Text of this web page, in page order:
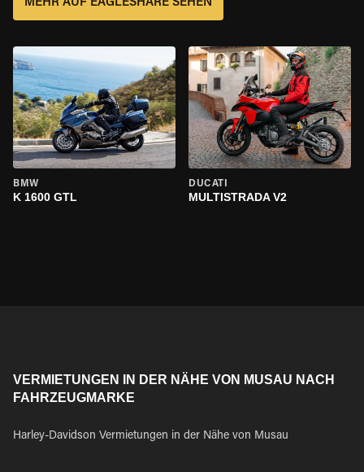
MEHR AUF EAGLESHARE SEHEN
BMW
K 1600 GTL
DUCATI
MULTISTRADA V2
VERMIETUNGEN IN DER NÄHE VON MUSAU NACH
FAHRZEUGMARKE
Harley-Davidson Vermietungen in der Nähe von Musau